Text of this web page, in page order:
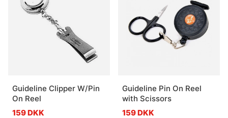
Guideline Clipper W/Pin
On Reel
159 DKK
Guideline Pin On Reel
with Scissors
159 DKK